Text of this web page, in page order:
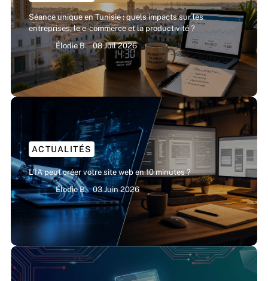
Séance unique en Tunisie : quels impacts sur les
entreprises, le e-commerce et la productivité ?
Élodie B.
08 Juil 2026
ACTUALITÉS
L’IA peut créer votre site web en 10 minutes ?
Élodie B.
03 Juin 2026